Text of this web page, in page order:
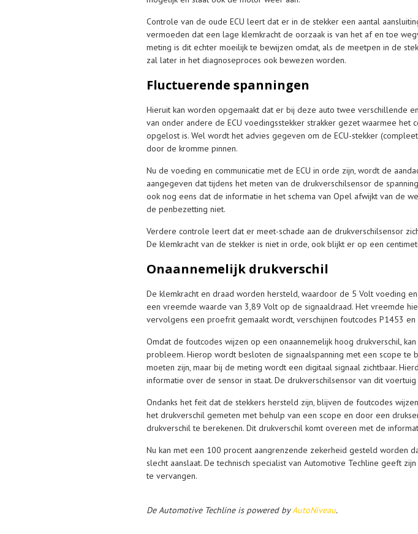
Controle van de oude ECU leert dat er in de stekker een aantal
vermoeden dat een lage klemkracht de oorzaak is van het af en toe
meting is dit echter moeilijk te bewijzen omdat, als de meetpen in de
zal later in het diagnoseproces ook bewezen worden.
Fluctuerende spanningen
Hieruit kan worden opgemaakt dat er bij deze auto twee verschillende
van onder andere de ECU voedingsstekker strakker gezet waarmee
opgelost is. Wel wordt het advies gegeven om de ECU-stekker
door de kromme pinnen.
Nu de voeding en communicatie met de ECU in orde zijn, wordt de
aangegeven dat tijdens het meten van de drukverschilsensor de
ook nog eens dat de informatie in het schema van Opel afwijkt van de
de penbezetting niet.
Verdere controle leert dat er meet-schade aan de drukverschilsensor
De klemkracht van de stekker is niet in orde, ook blijkt er op een
Onaannemelijk drukverschil
De klemkracht en draad worden hersteld, waardoor de 5 Volt voeding
een vreemde waarde van 3,89 Volt op de signaaldraad. Het vreemde
vervolgens een proefrit gemaakt wordt, verschijnen foutcodes P1453
Omdat de foutcodes wijzen op een onaannemelijk hoog drukverschil,
probleem. Hierop wordt besloten de signaalspanning met een scope te
moeten zijn, maar bij de meting wordt een digitaal signaal zichtbaar.
informatie over de sensor in staat. De drukverschilsensor van dit
Ondanks het feit dat de stekkers hersteld zijn, blijven de foutcodes
het drukverschil gemeten met behulp van een scope en door een
drukverschil te berekenen. Dit drukverschil komt overeen met de
Nu kan met een 100 procent aangrenzende zekerheid gesteld
slecht aanslaat. De technisch specialist van Automotive Techline geeft
te vervangen.
De Automotive Techline is powered byAutoNiveau.